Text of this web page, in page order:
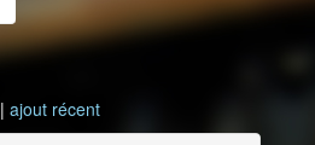
|ajout récent